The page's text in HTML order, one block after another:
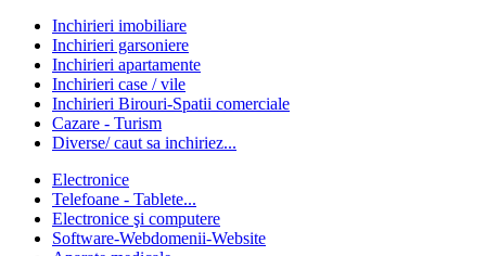
Inchirieri imobiliare
Inchirieri garsoniere
Inchirieri apartamente
Inchirieri case / vile
Inchirieri Birouri-Spatii comerciale
Cazare - Turism
Diverse/ caut sa inchiriez...
Electronice
Telefoane - Tablete...
Electronice şi computere
Software-Webdomenii-Website